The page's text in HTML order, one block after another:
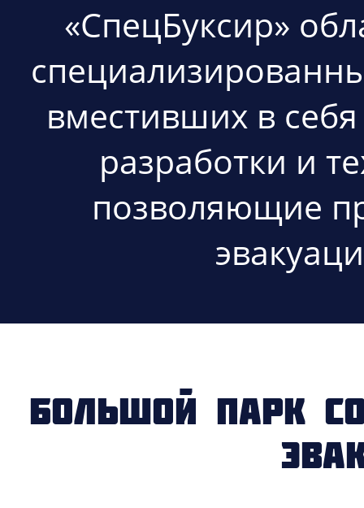
«СпецБуксир»
вместивших в
разработки и
позволяющие
Большой парк